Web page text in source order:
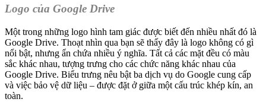
Logo của Google Drive
Một trong những logo hình tam giác được biết đến nhiều nhất đó là
Google Drive. Thoạt nhìn qua bạn sẽ thấy đây là logo không có gì
nổi bật, nhưng ẩn chứa nhiều ý nghĩa. Tất cả các mặt đều có màu
sắc khác nhau, tượng trưng cho các chức năng khác nhau của
Google Drive. Biểu trưng nêu bật ba dịch vụ do Google cung cấp
và việc bảo vệ dữ liệu – được đặt ở giữa một cấu trúc khép kín, an
toàn.